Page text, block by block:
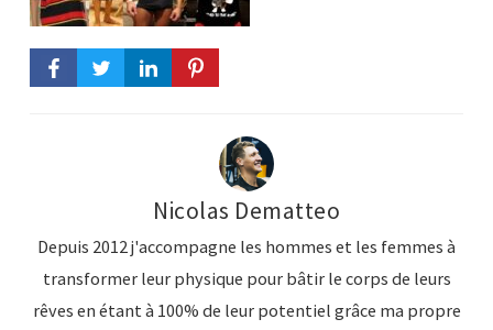
Nicolas Dematteo
Depuis 2012 j'accompagne les hommes et les femmes à
transformer leur physique pour bâtir le corps de leurs
rêves en étant à 100% de leur potentiel grâce ma propre